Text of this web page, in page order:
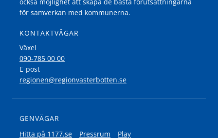
för samverkan med kommunerna.
KONTAKTVÄGAR
Växel
090-785 00 00
E-post
regionen@regionvasterbotten.se
GENVÄGAR
Hitta på 1177.se
Pressrum Play